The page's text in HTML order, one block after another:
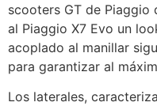
scooters GT de Piaggio
al Piaggio X7 Evo un
acoplado al manillar
para garantizar al
Los laterales,